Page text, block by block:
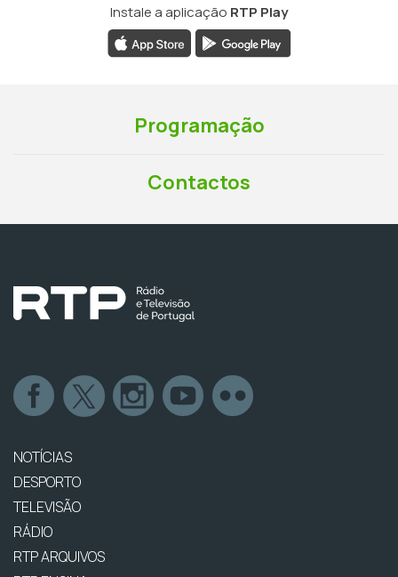
Instale a aplicação RTP Play
Programação
Contactos
NOTÍCIAS
DESPORTO
TELEVISÃO
RÁDIO
RTP ARQUIVOS